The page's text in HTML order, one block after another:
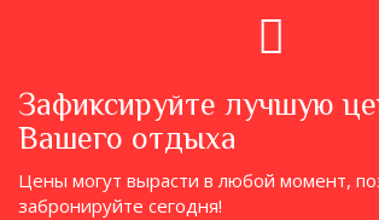
Зафиксируйте лучшую
Вашего отдыха
Цены могут вырасти в любой момент,
забронируйте сегодня!